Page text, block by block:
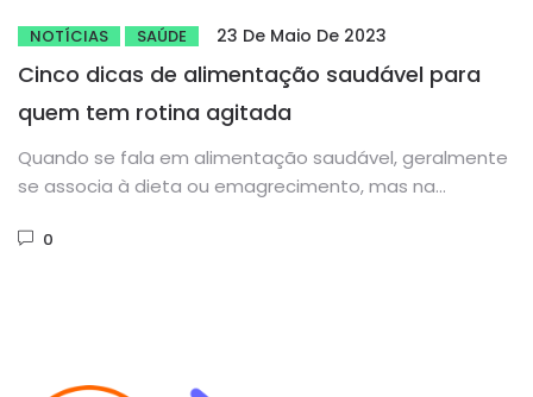
NOTÍCIAS SAÚDE 23 De Maio De 2023
Cinco dicas de alimentação saudável para
quem tem rotina agitada
Quando se fala em alimentação saudável, geralmente
se associa à dieta ou emagrecimento, mas na
0